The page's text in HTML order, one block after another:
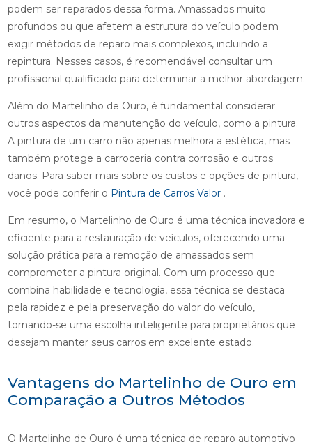
podem ser reparados dessa forma. Amassados muito
profundos ou que afetem a estrutura do veículo podem
exigir métodos de reparo mais complexos, incluindo a
repintura. Nesses casos, é recomendável consultar um
profissional qualificado para determinar a melhor abordagem.
Além do Martelinho de Ouro, é fundamental considerar
outros aspectos da manutenção do veículo, como a pintura.
A pintura de um carro não apenas melhora a estética, mas
também protege a carroceria contra corrosão e outros
danos. Para saber mais sobre os custos e opções de pintura,
você pode conferir o Pintura de Carros Valor .
Em resumo, o Martelinho de Ouro é uma técnica inovadora e
eficiente para a restauração de veículos, oferecendo uma
solução prática para a remoção de amassados sem
comprometer a pintura original. Com um processo que
combina habilidade e tecnologia, essa técnica se destaca
pela rapidez e pela preservação do valor do veículo,
tornando-se uma escolha inteligente para proprietários que
desejam manter seus carros em excelente estado.
Vantagens do Martelinho de Ouro em
Comparação a Outros Métodos
O Martelinho de Ouro é uma técnica de reparo automotivo